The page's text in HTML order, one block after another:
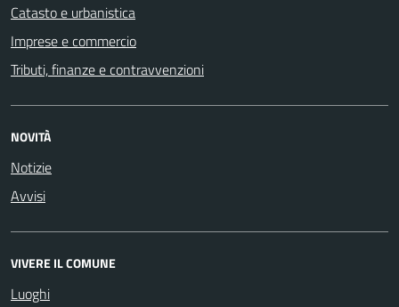
Catasto e urbanistica
Imprese e commercio
Tributi, finanze e contravvenzioni
NOVITÀ
Notizie
Avvisi
VIVERE IL COMUNE
Luoghi